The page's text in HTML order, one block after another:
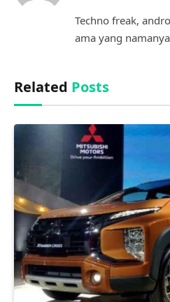
Techno freak,
ama yang
Related Posts